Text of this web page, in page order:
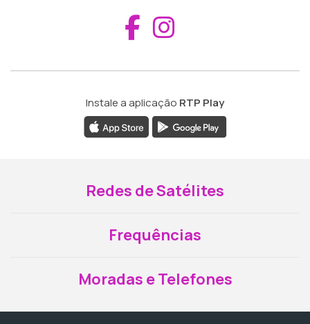
Aceder ao
Instale a aplicação RTP Play
Redes de Satélites
Frequências
Moradas e Telefones